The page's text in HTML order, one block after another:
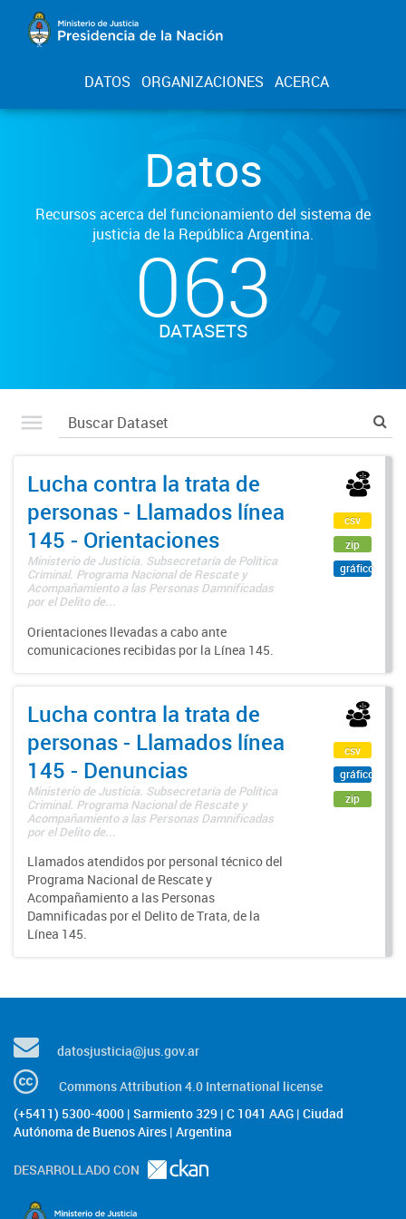
DATOS ORGANIZACIONES ACERCA
Datos
Recursos acerca del funcionamiento del sistema de
justicia de la República Argentina.
063
DATASETS
Lucha contra la trata de
personas - Llamados línea
145 - Orientaciones
Ministerio de Justicia. Subsecretaría de Política
Criminal. Programa Nacional de Rescate y
Acompañamiento a las Personas Damnificadas
por el Delito de...
Orientaciones llevadas a cabo ante
comunicaciones recibidas por la Línea 145.
csv
zip
gráfico
Lucha contra la trata de
personas - Llamados línea
145 - Denuncias
Ministerio de Justicia. Subsecretaría de Política
Criminal. Programa Nacional de Rescate y
Acompañamiento a las Personas Damnificadas
por el Delito de...
Llamados atendidos por personal técnico del
Programa Nacional de Rescate y
Acompañamiento a las Personas
Damnificadas por el Delito de Trata, de la
Línea 145.
csv
gráfico
zip
datosjusticia@jus.gov.ar
Commons Attribution 4.0 International license
(+5411) 5300-4000 | Sarmiento 329 | C 1041 AAG | Ciudad
Autónoma de Buenos Aires | Argentina
DESARROLLADO CON